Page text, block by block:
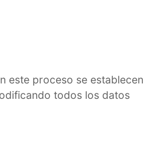
este proceso se establecen
todos los datos